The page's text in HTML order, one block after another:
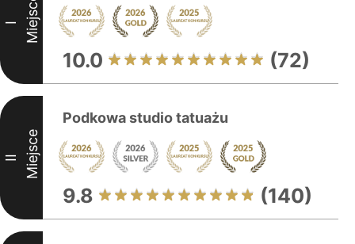
I Miejsce
10.0 (72)
II Miejsce
Podkowa studio tatuażu
9.8 (140)